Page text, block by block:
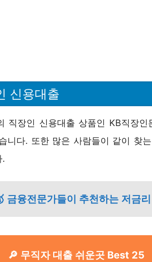
신용대출
직장인 신용대출 상품인 KB직장인
니다. 또한 많은 사람들이 같이 찾
.
금융전문가들이 추천하는 저금
🔎 무직자 대출 쉬운곳 Best 25